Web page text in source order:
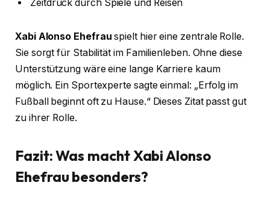
Zeitdruck durch Spiele und Reisen
Xabi Alonso Ehefrau spielt hier eine zentrale Rolle.
Sie sorgt für Stabilität im Familienleben. Ohne diese
Unterstützung wäre eine lange Karriere kaum
möglich. Ein Sportexperte sagte einmal: „Erfolg im
Fußball beginnt oft zu Hause.“ Dieses Zitat passt gut
zu ihrer Rolle.
Fazit: Was macht Xabi Alonso
Ehefrau besonders?